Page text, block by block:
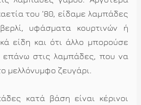
του ’80, είδαμε λαμπάδες
υφάσματα κουρτινών ή
είδη και ότι άλλο μπορούσε
επάνω στις λαμπάδες, που να
μελλόνυμφο ζευγάρι.
κατά βάση είναι κέρινοι